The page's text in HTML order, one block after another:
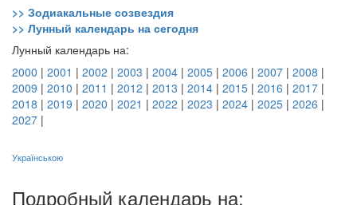
>> Зодиакальные созвездия
>> Лунный календарь на сегодня
Лунный календарь на:
2000 | 2001 | 2002 | 2003 | 2004 | 2005 | 2006 | 2007 | 2008 |
2009 | 2010 | 2011 | 2012 | 2013 | 2014 | 2015 | 2016 | 2017 |
2018 | 2019 | 2020 | 2021 | 2022 | 2023 | 2024 | 2025 | 2026 |
2027 |
Українською
Подробный календарь на: